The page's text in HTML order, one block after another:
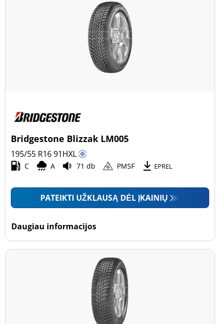
Bridgestone Blizzak LM005
195/55 R1691HXL
C A 71 db PMSF EPREL
PATEIKTI UŽKLAUSĄ DĖL ĮKAINIŲ
Daugiau informacijos